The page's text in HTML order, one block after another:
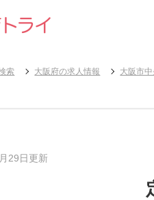
索 大阪府の求人情報 大阪市
29日更新